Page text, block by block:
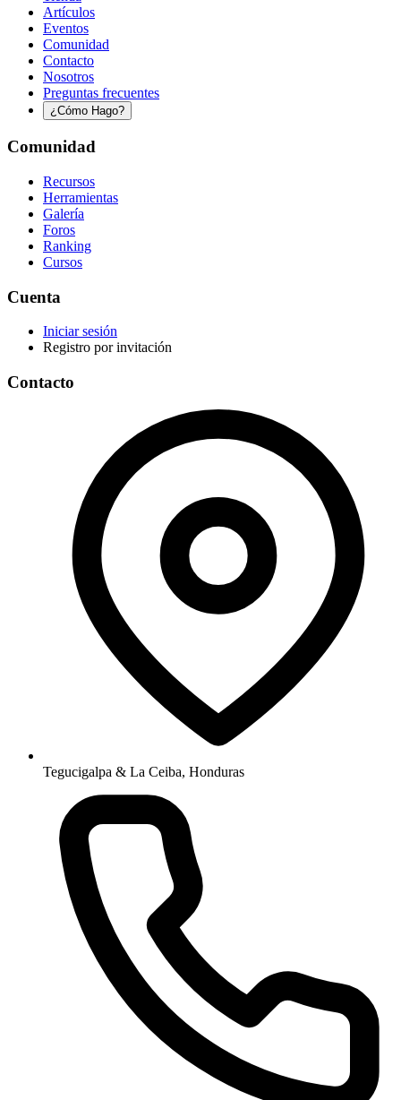
Artículos
Eventos
Comunidad
Contacto
Nosotros
Preguntas frecuentes
¿Cómo Hago?
Comunidad
Recursos
Herramientas
Galería
Foros
Ranking
Cursos
Cuenta
Iniciar sesión
Registro por invitación
Contacto
Tegucigalpa & La Ceiba, Honduras